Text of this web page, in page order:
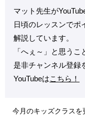
マット先生が
日頃のレッスンでポ
解説しています。
「へぇ～」と思うこ
是非チャンネル登録
YouTubeはこちら！
今月のキッズクラスを